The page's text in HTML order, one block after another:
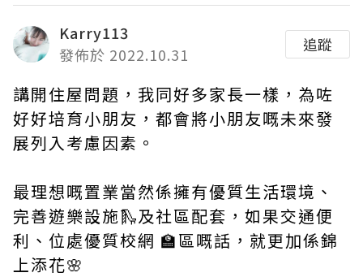
Karry113
發佈於 2022.10.31
追蹤
講開住屋問題，我同好多家長一樣，為咗
好好培育小朋友，都會將小朋友嘅未來發
展列入考慮因素。
最理想嘅置業當然係擁有優質生活環境、
完善遊樂設施🛝及社區配套，如果交通便
利、位處優質校網 🏫區嘅話，就更加係錦
上添花🌸